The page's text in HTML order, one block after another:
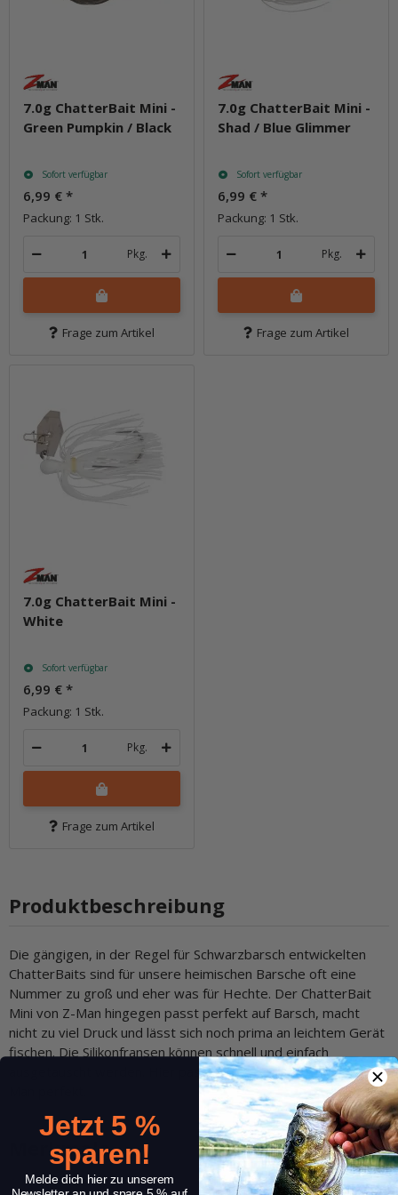
7.0g ChatterBait Mini -
Green Pumpkin / Black
Sofort verfügbar
6,99 € *
Packung: 1 Stk.
Pkg.
Frage zum Artikel
7.0g ChatterBait Mini -
Shad / Blue Glimmer
Sofort verfügbar
6,99 € *
Packung: 1 Stk.
Pkg.
Frage zum Artikel
7.0g ChatterBait Mini -
White
Sofort verfügbar
6,99 € *
Packung: 1 Stk.
Pkg.
Frage zum Artikel
Produktbeschreibung
Die gängigen, in der Regel für Schwarzbarsch entwickelten
ChatterBaits sind für unsere heimischen Barsche oft eine
Nummer zu groß und eher was für Hechte. Der ChatterBait
Mini von Z-Man hingegen passt perfekt auf Barsch, macht
nicht zu viel Druck und lässt sich noch prima an leichtem Gerät
fischen. Die Silikonfransen können schnell und einfach
ausgetauscht werden. Hier passen die 2.75" EZ Skirts von Z-
Merkmale
Jetzt 5 %
sparen!
Melde dich hier zu unserem